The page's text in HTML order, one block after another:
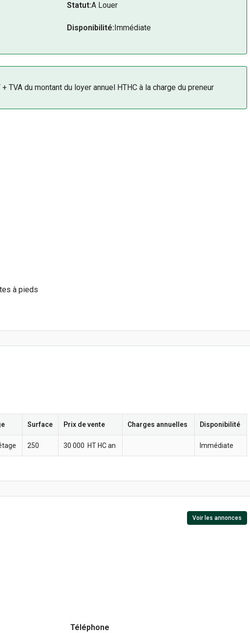
Statut:A Louer
Disponibilité:Immédiate
TVA du montant du loyer annuel HTHC à la charge du preneur
à pieds
Surface Prix de vente Charges annuelles Disponibilité
250 30 000  HT HC an Immédiate
Voir les annonces
Téléphone